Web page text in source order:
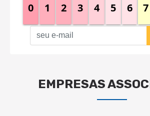
0 1 2 3 4 5 6 7
EMPRESAS